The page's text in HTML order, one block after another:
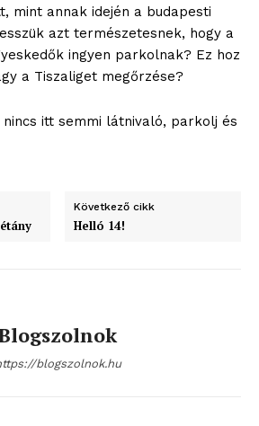
ELŐFIZETÉS
mint annak idején a budapesti
azt természetesnek, hogy a
ingyen parkolnak? Ez hoz
a Tiszaliget megőrzése?
itt semmi látnivaló, parkolj és
Következő cikk
Helló 14!
blogszolnok.hu